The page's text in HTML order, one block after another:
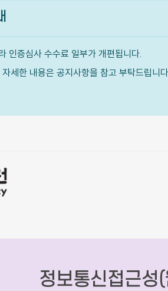
인증심사 수수료 일부가 개편됩니다.
세한 내용은 공지사항을 참고 부탁드립니
정보통신접근성